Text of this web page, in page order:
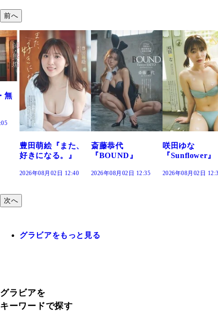
前へ
斎藤恭代
『BOUND』
2026年08月02日 12:35
咲田ゆな
『Sunflower』
2026年08月02日 12:30
藤水咲桜『
だまり』
2026年08月02日
次へ
グラビアをもっと見る
グラビアを
キーワードで探す